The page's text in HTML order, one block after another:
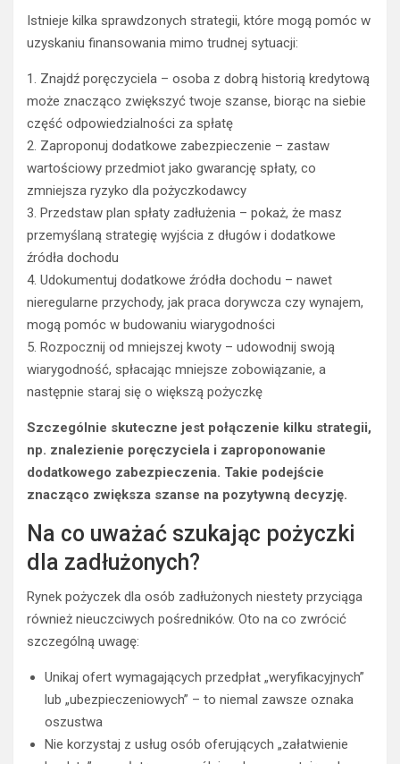
Istnieje kilka sprawdzonych strategii, które mogą pomóc w
uzyskaniu finansowania mimo trudnej sytuacji:
1. Znajdź poręczyciela – osoba z dobrą historią kredytową
może znacząco zwiększyć twoje szanse, biorąc na siebie
część odpowiedzialności za spłatę
2. Zaproponuj dodatkowe zabezpieczenie – zastaw
wartościowy przedmiot jako gwarancję spłaty, co
zmniejsza ryzyko dla pożyczkodawcy
3. Przedstaw plan spłaty zadłużenia – pokaż, że masz
przemyślaną strategię wyjścia z długów i dodatkowe
źródła dochodu
4. Udokumentuj dodatkowe źródła dochodu – nawet
nieregularne przychody, jak praca dorywcza czy wynajem,
mogą pomóc w budowaniu wiarygodności
5. Rozpocznij od mniejszej kwoty – udowodnij swoją
wiarygodność, spłacając mniejsze zobowiązanie, a
następnie staraj się o większą pożyczkę
Szczególnie skuteczne jest połączenie kilku strategii,
np. znalezienie poręczyciela i zaproponowanie
dodatkowego zabezpieczenia. Takie podejście
znacząco zwiększa szanse na pozytywną decyzję.
Na co uważać szukając pożyczki
dla zadłużonych?
Rynek pożyczek dla osób zadłużonych niestety przyciąga
również nieuczciwych pośredników. Oto na co zwrócić
szczególną uwagę:
Unikaj ofert wymagających przedpłat „weryfikacyjnych”
lub „ubezpieczeniowych” – to niemal zawsze oznaka
oszustwa
Nie korzystaj z usług osób oferujących „załatwienie